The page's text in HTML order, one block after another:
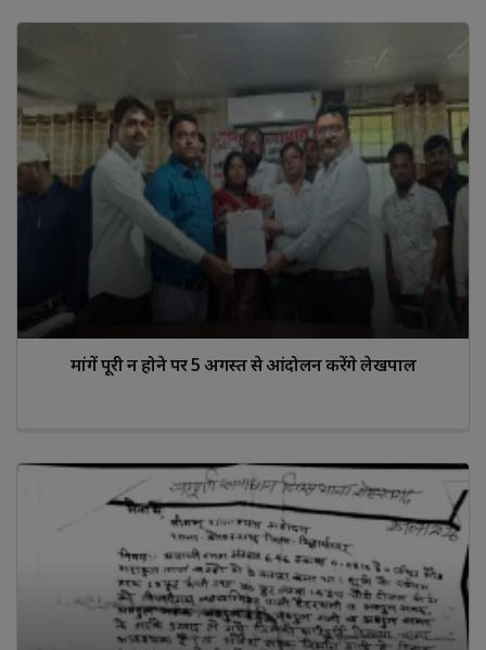
मांगें पूरी न होने पर 5 अगस्त से आंदोलन करेंगे लेखपाल